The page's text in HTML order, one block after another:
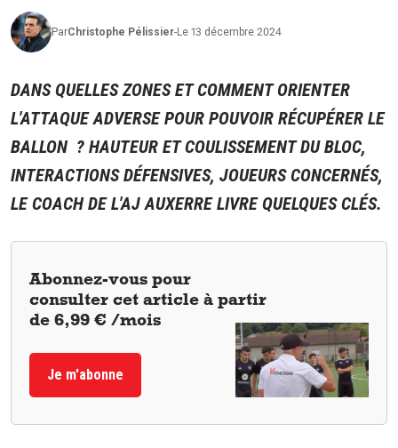
ParChristophe Pélissier-Le 13 décembre 2024
DANS QUELLES ZONES ET COMMENT ORIENTER
L'ATTAQUE ADVERSE POUR POUVOIR RÉCUPÉRER LE
BALLON ? HAUTEUR ET COULISSEMENT DU BLOC,
INTERACTIONS DÉFENSIVES, JOUEURS CONCERNÉS,
LE COACH DE L'AJ AUXERRE LIVRE QUELQUES CLÉS.
Abonnez-vous pour
consulter cet article à partir
de 6,99 € /mois
Je m'abonne